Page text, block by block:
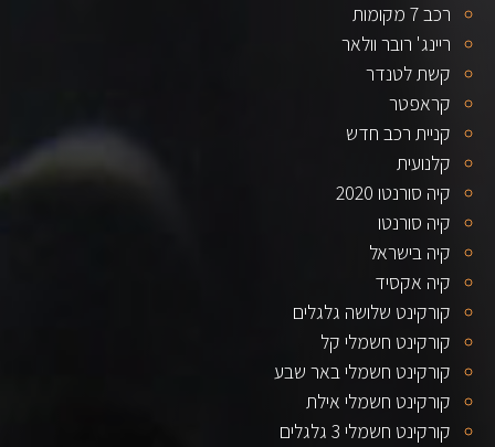
רכב 7 מקומות
ריינג' רובר וולאר
קשת לטנדר
קראפטר
קניית רכב חדש
קלנועית
קיה סורנטו 2020
קיה סורנטו
קיה בישראל
קיה אקסיד
קורקינט שלושה גלגלים
קורקינט חשמלי קל
קורקינט חשמלי באר שבע
קורקינט חשמלי אילת
קורקינט חשמלי 3 גלגלים